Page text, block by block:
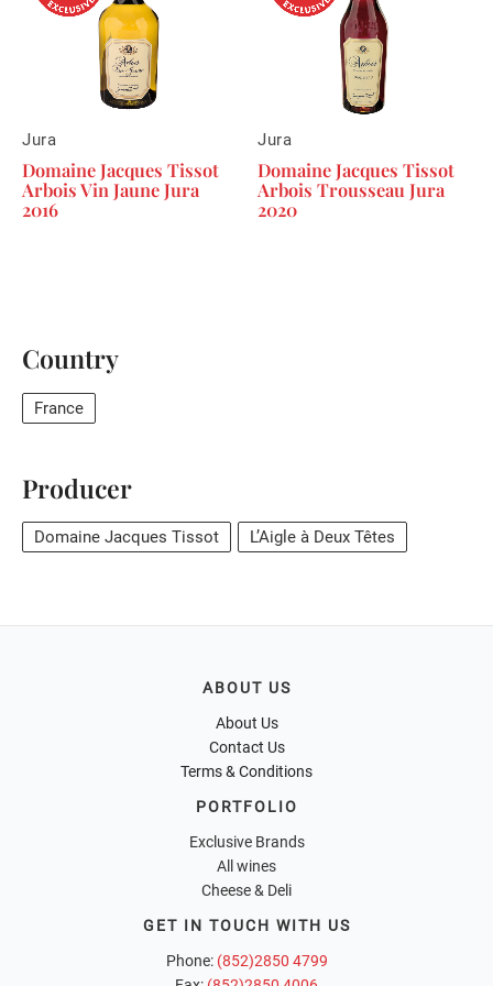
Country
France
Producer
Domaine Jacques Tissot L’Aigle à Deux Têtes
Jura
Domaine Jacques Tissot
Arbois Vin Jaune Jura
2016
Jura
Domaine Jacques Tissot
Arbois Trousseau Jura
2020
ABOUT US
About Us
Contact Us
Terms & Conditions
PORTFOLIO
Exclusive Brands
All wines
Cheese & Deli
GET IN TOUCH WITH US
Phone: (852)2850 4799